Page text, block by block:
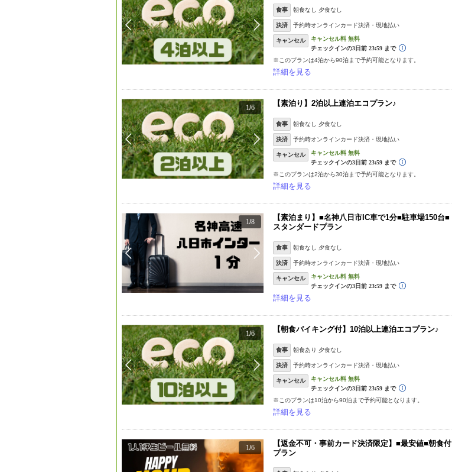
食事 朝食なし 夕食なし
決済 予約時オンラインカード決済・現地払い
キャンセル
※このプランは4泊から90泊まで予約可能となります。
詳細を見る
1/6 【素泊り】2泊以上連泊エコプラン♪
食事 朝食なし 夕食なし
決済 予約時オンラインカード決済・現地払い
キャンセル
※このプランは2泊から30泊まで予約可能となります。
詳細を見る
1/8
【素泊まり】■名神八日市IC車で1分■駐車場150台■
スタンダードプラン
食事 朝食なし 夕食なし
決済 予約時オンラインカード決済・現地払い
キャンセル
詳細を見る
1/6 【朝食バイキング付】10泊以上連泊エコプラン♪
食事 朝食あり 夕食なし
決済 予約時オンラインカード決済・現地払い
キャンセル
※このプランは10泊から90泊まで予約可能となります。
詳細を見る
1/6
【返金不可・事前カード決済限定】■最安値■朝食付
プラン